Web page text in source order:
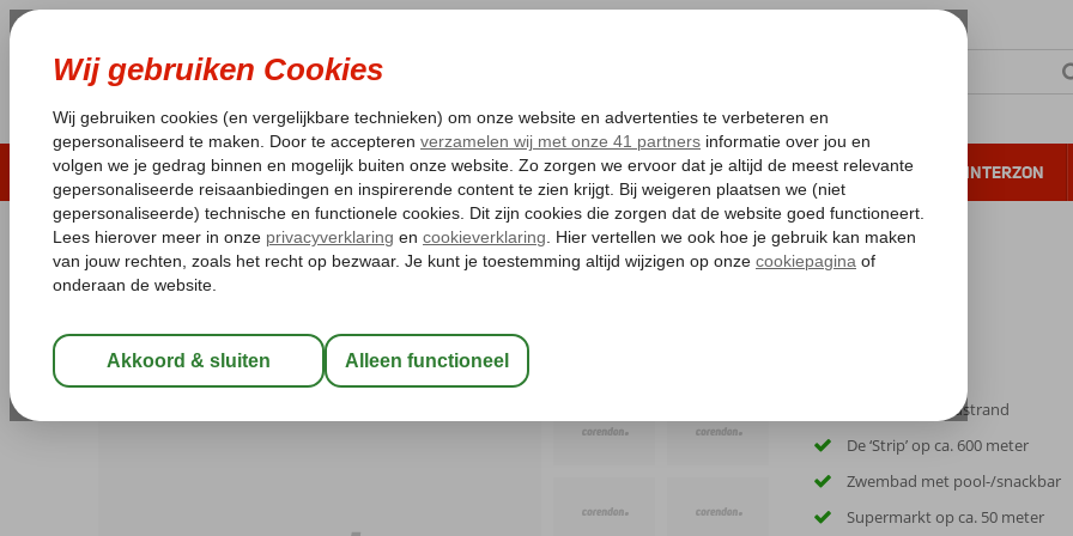
LAST MINUTE ZOMER 2026 ZONVAKANTIE VERRE REIZEN ALL INCLUSIVE WINTERZON
Pakketgarantie Laagsteprijsgarantie* Gratis annuleren*
Home
Portugal Algarve
Eirasol Appartementen
Logies-Appartement
Vlak bij het zandstrand
De ‘Strip’ op ca. 600 meter
Zwembad met pool-/snackbar
Supermarkt op ca. 50 meter